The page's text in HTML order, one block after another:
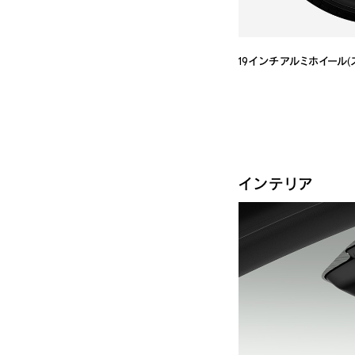
19インチ アルミホイール
インテリア